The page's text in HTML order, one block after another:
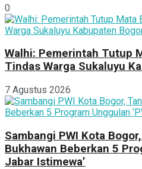
0
Walhi: Pemerintah Tutup
Tindas Warga Sukaluyu
7 Agustus 2026
Sambangi PWI Kota
Bukhawan Beberkan 5
Jabar Istimewa’